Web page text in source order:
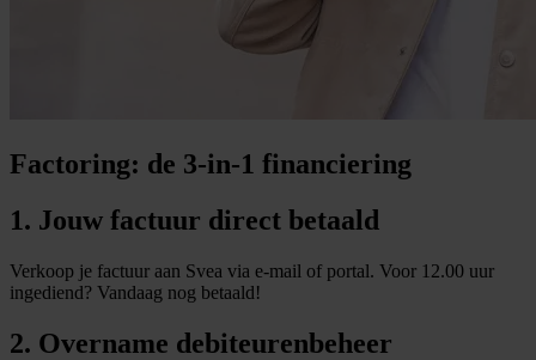
Factoring: de 3-in-1 financiering
1. Jouw factuur direct betaald
Verkoop je factuur aan Svea via e-mail of portal. Voor 12.00 uur
ingediend? Vandaag nog betaald!
2. Overname debiteurenbeheer